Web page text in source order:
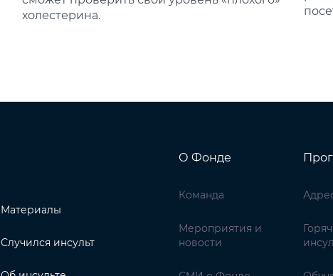
холестерина.
Материалы
Случился инсульт
О Фонде
Команда
Мероприятия и
новости